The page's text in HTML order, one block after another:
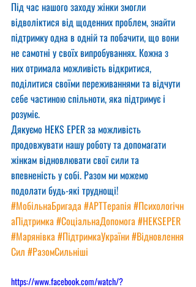
Під час нашого заходу жінки змогли
відволіктися від щоденних проблем, знайти
підтримку одна в одній та побачити, що вони
не самотні у своїх випробуваннях. Кожна з
них отримала можливість відкритися,
поділитися своїми переживаннями та відчути
себе частиною спільноти, яка підтримує і
розуміє.
Дякуємо HEKS EPER за можливість
продовжувати нашу роботу та допомагати
жінкам відновлювати свої сили та
впевненість у собі. Разом ми можемо
подолати будь-які труднощі!
#МобільнаБригада#АРТТерапія #Психологічн
аПідтримка#СоціальнаДопомога#HEKSEPER
#Марянівка#ПідтримкаУкраїни#Відновлення
Сил #РазомСильніші
https://www.facebook.com/watch/?